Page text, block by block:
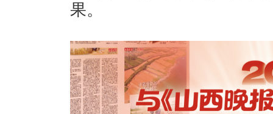
果。